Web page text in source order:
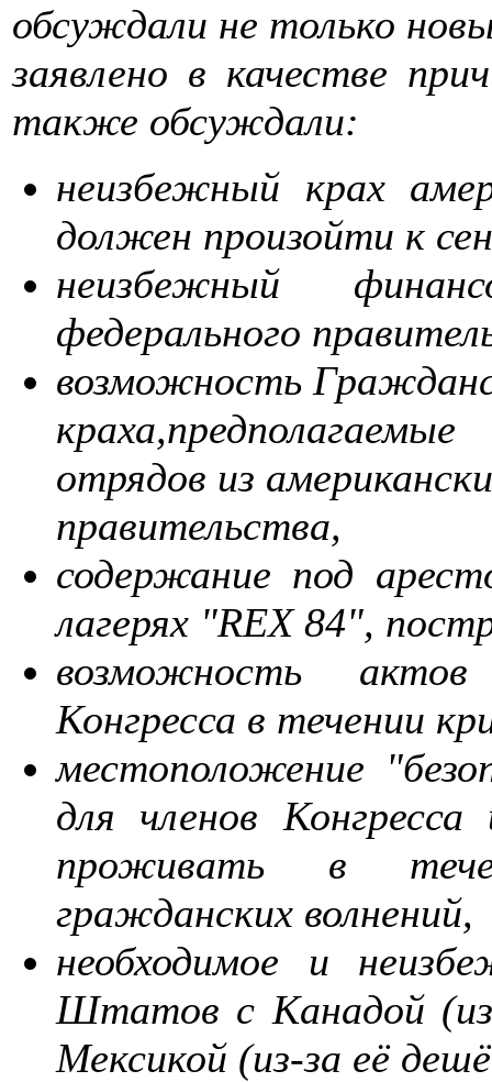
обсуждали не только
заявлено в качестве
также обсуждали:
неизбежный крах
должен произойти к
неизбежный
федерального
возможность
отрядов из
правительства,
содержание под
лагерях "REX 84",
возможность
Конгресса в течении
местоположение
для членов
проживать в
гражданских волнений,
необходимое и
Штатов с Канадой
Мексикой (из-за её